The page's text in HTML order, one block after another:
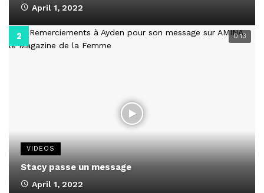
April 1, 2022
0:13
VIDEOS
Stacy passe un message
April 1, 2022